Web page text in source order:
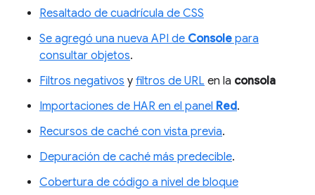
Resaltado de cuadrícula de CSS
Se agregó una nueva API de Console para
consultar objetos.
Filtros negativos y filtros de URL en la consola
Importaciones de HAR en el panel Red.
Recursos de caché con vista previa.
Depuración de caché más predecible.
Cobertura de código a nivel de bloque